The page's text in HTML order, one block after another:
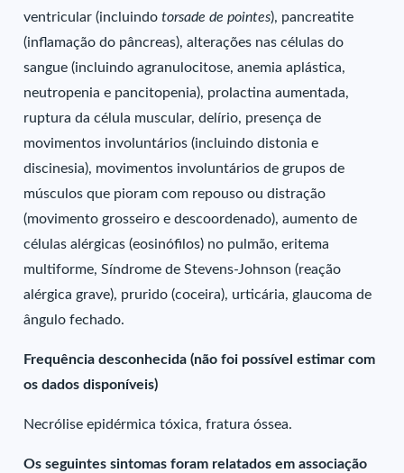
ventricular (incluindotorsade de pointes), pancreatite
(inflamação do pâncreas), alterações nas células do
sangue (incluindo agranulocitose, anemia aplástica,
neutropenia e pancitopenia), prolactina aumentada,
ruptura da célula muscular, delírio, presença de
movimentos involuntários (incluindo distonia e
discinesia), movimentos involuntários de grupos de
músculos que pioram com repouso ou distração
(movimento grosseiro e descoordenado), aumento de
células alérgicas (eosinófilos) no pulmão, eritema
multiforme, Síndrome de Stevens-Johnson (reação
alérgica grave), prurido (coceira), urticária, glaucoma de
ângulo fechado.
Frequência desconhecida (não foi possível estimar com
os dados disponíveis)
Necrólise epidérmica tóxica, fratura óssea.
Os seguintes sintomas foram relatados em associação